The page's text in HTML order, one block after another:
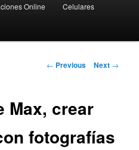
Online Celulares
Post
← Previous Next →
Max, crear
fotografías